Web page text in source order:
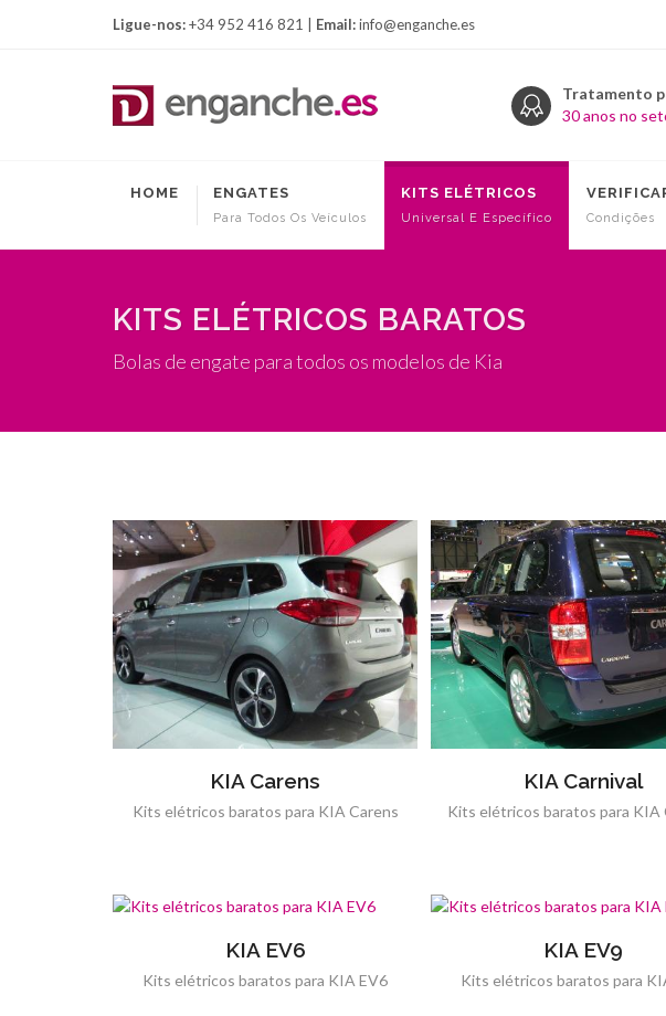
Ligue-nos:+34 952 416 821 | Email:info@enganche.es
Tratamento
30 anos no
HOME ENGATES
Para Todos Os Veículos
KITS ELÉTRICOS
Universal E Específico Condições
KITS ELÉTRICOS BARATOS
Bolas de engate para todos os modelos de Kia
KIA Carens
Kits elétricos baratos para KIA Carens
KIA Carnival
Kits elétricos baratos para KIA
KIA EV6
Kits elétricos baratos para KIA EV6
KIA EV9
Kits elétricos baratos para